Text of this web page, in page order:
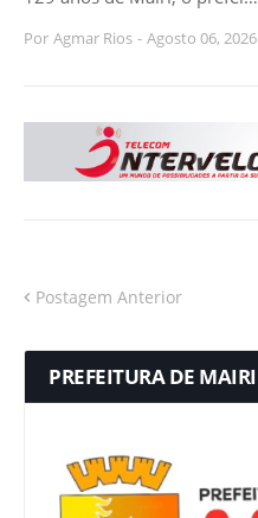
Por Agmar Rios - Agosto 06, 2026
Postagem Anterior
PREFEITURA DE MAIRI